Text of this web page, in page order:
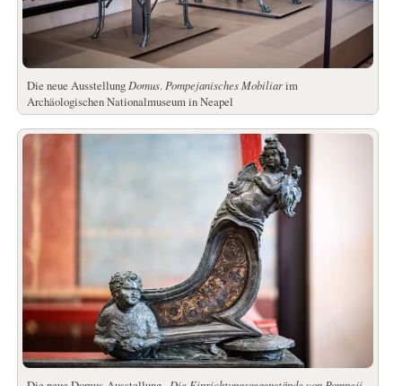
Die neue Ausstellung Domus. Pompejanisches Mobiliarim
Archäologischen Nationalmuseum in Neapel